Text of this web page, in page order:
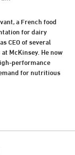
a French food
for dairy
CEO of several
McKinsey. He now
performance
for nutritious